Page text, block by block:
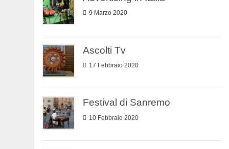
9 Marzo 2020
Ascolti Tv
17 Febbraio 2020
Festival di Sanremo
10 Febbraio 2020